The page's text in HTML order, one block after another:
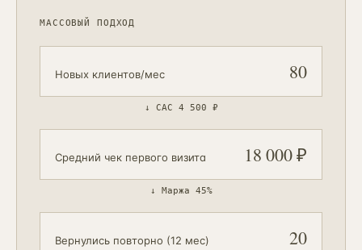
МАССОВЫЙ ПОДХОД
Новых клиентов/мес 80
↓ CAC 4 500 ₽
Средний чек первого визита 18 000 ₽
↓ Маржа 45%
Вернулись повторно (12 мес) 20